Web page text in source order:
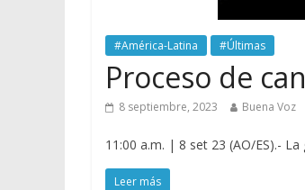
#América-Latina #Últimas
Proceso de
8 septiembre, 2023 Buena Voz
11:00 a.m. | 8 set 23 (AO/ES).-
Leer más